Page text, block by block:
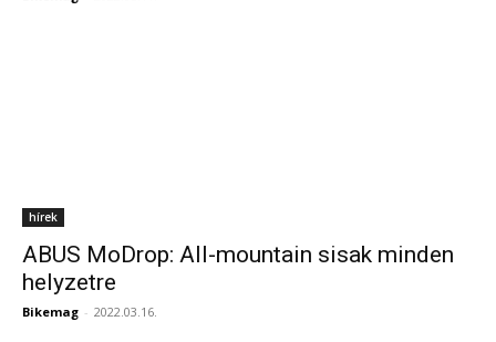
hírek
ABUS MoDrop: All-mountain sisak minden
helyzetre
Bikemag - 2022.03.16.